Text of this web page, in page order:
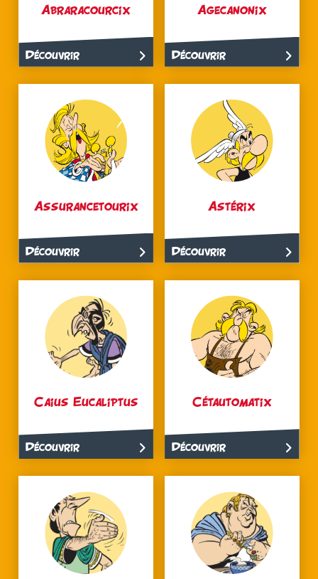
Abraracourcix
Découvrir
Agecanonix
Découvrir
Assurancetourix
Découvrir
Astérix
Découvrir
Caius Eucaliptus
Découvrir
Cétautomatix
Découvrir